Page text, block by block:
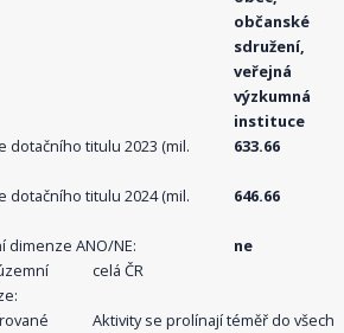
občanské
sdružení,
veřejná
výzkumná
instituce
dotačního titulu 2023 (mil.
633.66
dotačního titulu 2024 (mil.
646.66
dimenze ANO/NE:
ne
celá ČR
Aktivity se prolínají téměř do všech